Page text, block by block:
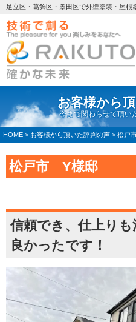
足立区・葛飾区・墨田区で外壁塗装・屋根
お客様から
今まで関わらせて頂い
HOME > お客様から頂いた評判の声 > 松戸
松戸市 Y様邸
信頼でき、仕上り
良かったです！